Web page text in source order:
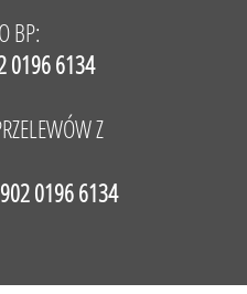
BP:
0196 6134
Z
0196 6134